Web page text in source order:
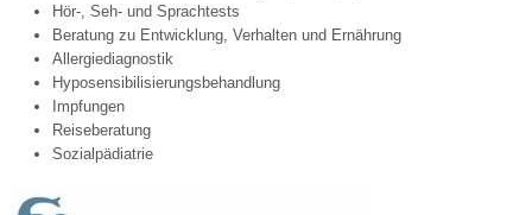
Hör-, Seh- und Sprachtests
Beratung zu Entwicklung, Verhalten und Ernährung
Allergiediagnostik
Hyposensibilisierungsbehandlung
Impfungen
Reiseberatung
Sozialpädiatrie